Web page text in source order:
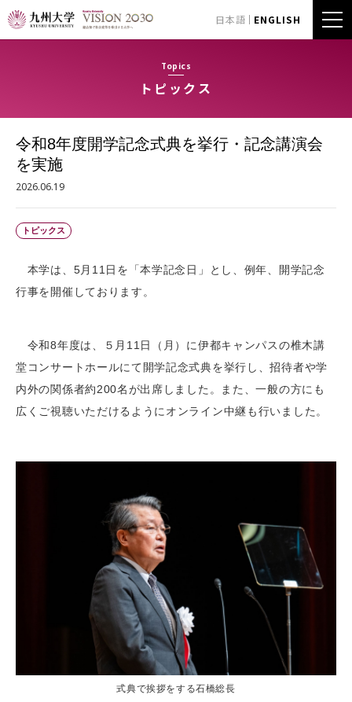
日本語 ENGLISH
Topics
トピックス
令和8年度開学記念式典を挙行・記念講演会
を実施
2026.06.19
トピックス
本学は、5月11日を「本学記念日」とし、例年、開学記念
行事を開催しております。
令和8年度は、５月11日（月）に伊都キャンパスの椎木講
堂コンサートホールにて開学記念式典を挙行し、招待者や学
内外の関係者約200名が出席しました。また、一般の方にも
広くご視聴いただけるようにオンライン中継も行いました。
式典で挨拶をする石橋総長